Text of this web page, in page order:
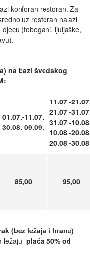
konforan restoran. Za
uz restoran nalazi
(tobogani, ljuljaške,
na bazi švedskog
01.07.-11.07.
30.08.-09.09.
11.07.-
21.07.-
31.07.-
10.08.-
20.08.-
85,00 95,00
(bez ležaja i hrane)
ležaju- plaća 50% od